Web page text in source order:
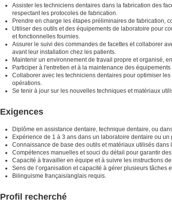
Assister les techniciens dentaires dans la fabrication des
respectant les protocoles de fabrication.
Prendre en charge les étapes préliminaires de fabrication,
Utiliser des outils et des équipements de laboratoire pour
et fonctionnelles fournies.
Assurer le suivi des commandes de facettes et collaborer
avant leur installation chez les patients.
Maintenir un environnement de travail propre et organisé,
Participer à l'entretien et à la maintenance des
Collaborer avec les techniciens dentaires pour optimiser
opérations.
Se tenir à jour sur les nouvelles techniques et matériaux
Exigences
Diplôme en assistance dentaire, technique dentaire, ou
Expérience de 1 à 3 ans dans un laboratoire dentaire ou
Connaissance de base des outils et matériaux utilisés dans
Compétences manuelles et souci du détail pour garantir
Capacité à travailler en équipe et à suivre les instructions
Sens de l’organisation et capacité à gérer plusieurs tâches
Bilinguisme français/anglais requis.
Profil recherché